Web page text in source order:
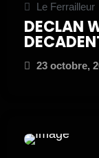
Le Ferrailleur
DECLAN
23 octobre,